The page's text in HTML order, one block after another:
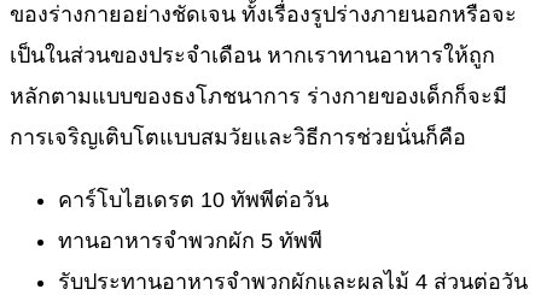
ของร่างกายอย่างชัดเจน ทั้งเรื่องรูปร่างภายนอกหรือจะ
เป็นในส่วนของประจำเดือน หากเราทานอาหารให้ถูก
หลักตามแบบของธงโภชนาการ ร่างกายของเด็กก็จะมี
การเจริญเติบโตแบบสมวัยและวิธีการช่วยนั่นก็คือ
คาร์โบไฮเดรต 10 ทัพพีต่อวัน
ทานอาหารจำพวกผัก 5 ทัพพี
รับประทานอาหารจำพวกผักและผลไม้ 4 ส่วนต่อวัน